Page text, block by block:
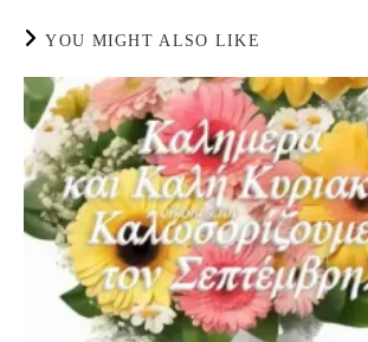
YOU MIGHT ALSO LIKE